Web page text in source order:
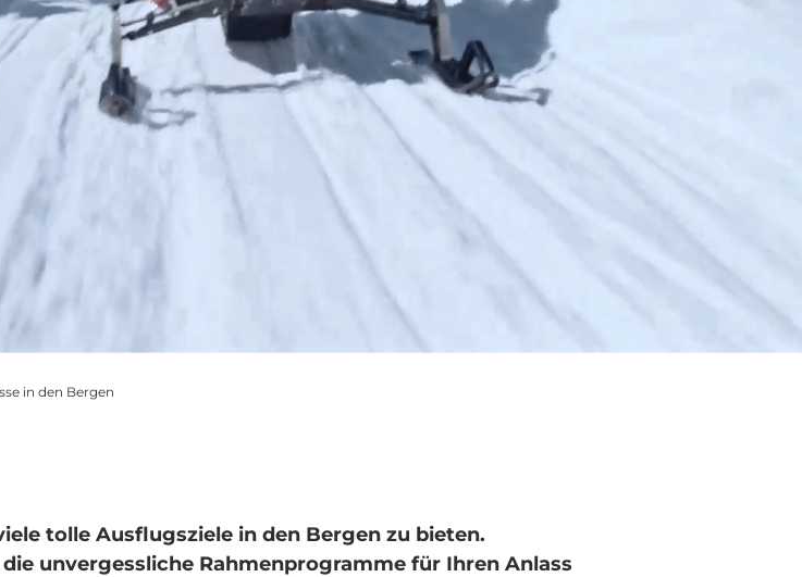
in den Bergen
tolle Ausflugsziele in den Bergen zu bieten.
unvergessliche Rahmenprogramme für Ihren Anlass